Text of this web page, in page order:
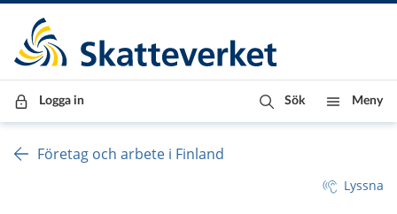
Till innehåll
Till navigationen
Till chattrobot
Logga in Sök Meny
Företag och arbete i Finland
Lyssna